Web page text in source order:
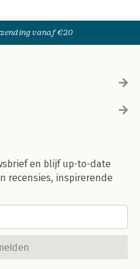
vanaf €20
en blijf up-to-date
recensies, inspirerende